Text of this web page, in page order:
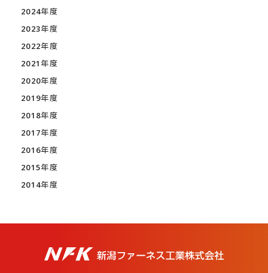
2024年度
2023年度
2022年度
2021年度
2020年度
2019年度
2018年度
2017年度
2016年度
2015年度
2014年度